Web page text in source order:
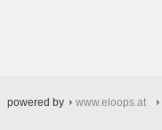
powered by www.eloops.at